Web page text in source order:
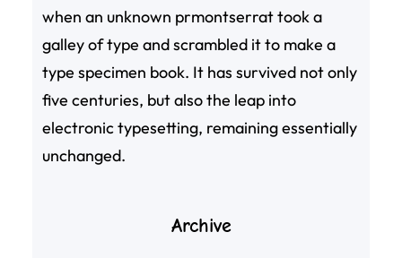
when an unknown prmontserrat took a
galley of type and scrambled it to make a
type specimen book. It has survived not only
five centuries, but also the leap into
electronic typesetting, remaining essentially
unchanged.
Archive